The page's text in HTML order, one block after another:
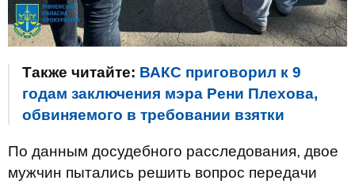
Также читайте: ВАКС приговорил к 9
годам заключения мэра Рени Плехова,
обвиняемого в требовании взятки
По данным досудебного расследования, двое
мужчин пытались решить вопрос передачи